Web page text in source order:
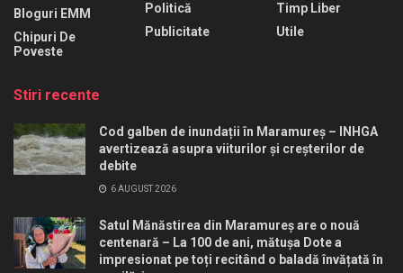
Bloguri EMM
Chipuri De
Poveste
Politică
Publicitate
Timp Liber
Utile
Stiri recente
Cod galben de inundații în Maramureș – INHGA
avertizează asupra viiturilor și creșterilor de
debite
6 AUGUST 2026
Satul Mănăstirea din Maramureș are o nouă
centenară – La 100 de ani, mătușa Dote a
impresionat pe toți recitând o baladă învățată în